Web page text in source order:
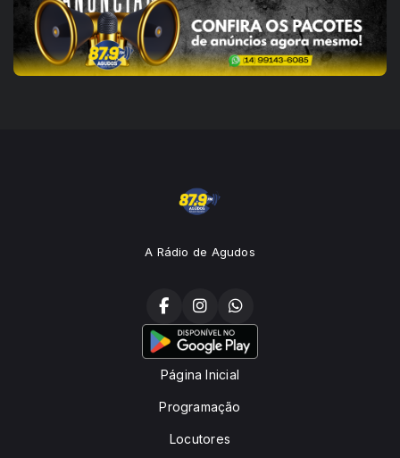
A Rádio de Agudos
Página Inicial
Programação
Locutores